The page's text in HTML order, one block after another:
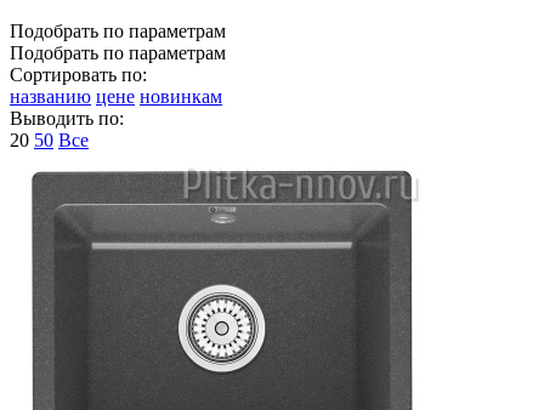
Подобрать по параметрам
Подобрать по параметрам
Сортировать по:
названию цене новинкам
Выводить по:
20 50 Все